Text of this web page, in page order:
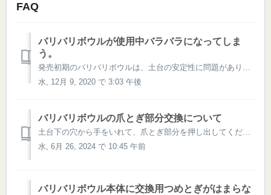
FAQ
バリバリボウルが使用中バラバラになってしま
う。
発売初期のバリバリボウルは、土台の安定性に問題があり、使用中にバラバラになってしまう事がございます。 ご購入後すぐにこのような状態になってしまった場合、ご交換させていただきますので、お手数ですがこちらよりご連絡をお願いいたします。 現在は下記の写真通り、土台の改良を行っております。 土台内部の足を3本→6...
水, 12月 9, 2020 で 3:03 午後
バリバリボウルの爪とぎ部分交換について
土台下の穴から手をいれて、爪とぎ部分を押し出してください。 その際、もう片方の手で爪とぎ部分を支えていただけますと、取りやすいかと存じます。 下記の動画をご参考ください。
水, 6月 26, 2024 で 10:45 午前
バリバリボウル本体に交換用つめとぎがはまらな